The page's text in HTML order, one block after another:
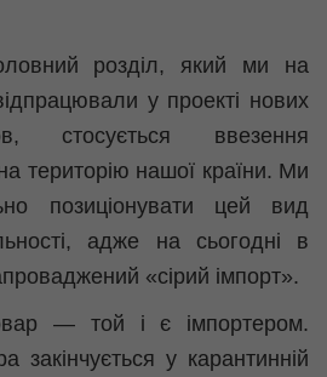
розділ, який ми на
у проекті нових
стосується ввезення
територію нашої країни. Ми
позиціонувати цей вид
адже на сьогодні в
«сірий імпорт».
— той і є імпортером.
закінчується у карантинній